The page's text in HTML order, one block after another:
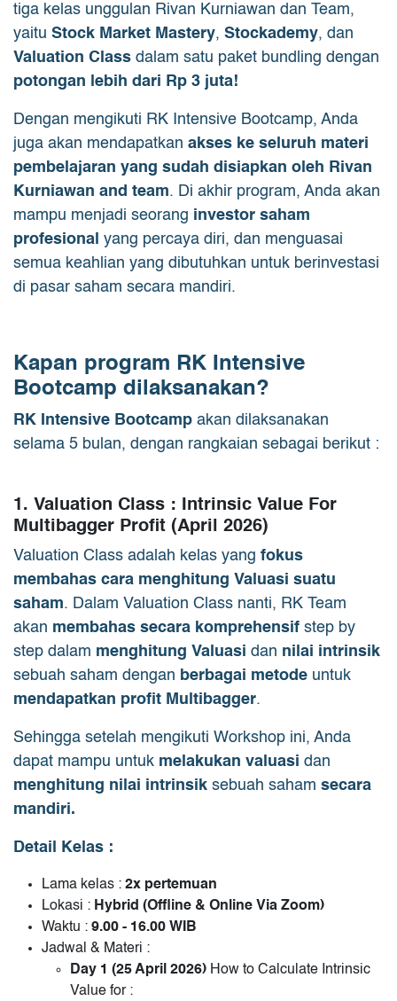
tiga kelas unggulan Rivan Kurniawan dan Team,
yaitu Stock Market Mastery, Stockademy, dan
Valuation Class dalam satu paket bundling dengan
potongan lebih dari Rp 3 juta!
Dengan mengikuti RK Intensive Bootcamp, Anda
juga akan mendapatkan akses ke seluruh materi
pembelajaran yang sudah disiapkan oleh Rivan
Kurniawan and team. Di akhir program, Anda akan
mampu menjadi seorang investor saham
profesional yang percaya diri, dan menguasai
semua keahlian yang dibutuhkan untuk berinvestasi
di pasar saham secara mandiri.
Kapan program RK Intensive
Bootcamp dilaksanakan?
RK Intensive Bootcamp akan dilaksanakan
selama 5 bulan, dengan rangkaian sebagai berikut :
1. Valuation Class : Intrinsic Value For
Multibagger Profit (April 2026)
Valuation Class adalah kelas yang fokus
membahas cara menghitung Valuasi suatu
saham. Dalam Valuation Class nanti, RK Team
akan membahas secara komprehensif step by
step dalam menghitung Valuasi dan nilai intrinsik
sebuah saham dengan berbagai metode untuk
mendapatkan profit Multibagger.
Sehingga setelah mengikuti Workshop ini, Anda
dapat mampu untuk melakukan valuasi dan
menghitung nilai intrinsik sebuah saham secara
mandiri.
Detail Kelas :
Lama kelas : 2x pertemuan
Lokasi : Hybrid (Offline & Online Via Zoom)
Waktu : 9.00 - 16.00 WIB
Jadwal & Materi :
Day 1 (25 April 2026) How to Calculate Intrinsic
Value for :